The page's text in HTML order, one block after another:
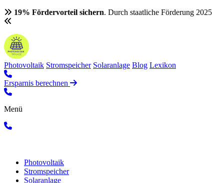
19% Fördervorteil sichern. Durch staatliche Förderung 2025
Photovoltaik Stromspeicher Solaranlage Blog Lexikon
Ersparnis berechnen
Menü
Photovoltaik
Stromspeicher
Solaranlage